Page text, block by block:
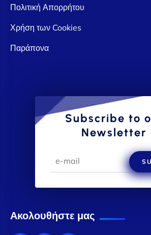
Πολιτική Απορρήτου
Χρήση των Cookies
Παράπονα
Subscribe to
Newsletter
Ακολουθήστε μας